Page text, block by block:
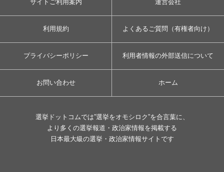
サイトご利用案内 運営会社
利用規約 よくあるご質問（有権者向け）
プライバシーポリシー 利用者情報の外部送信について
お問い合わせ ホーム
選挙ドットコムでは”選挙をオモシロク”を合言葉に、
より多くの選挙報道・政治家情報を掲載する
日本最大級の選挙・政治家情報サイトです